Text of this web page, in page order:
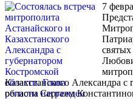
7
Любови
Казахстанского Александра
области Сергеем